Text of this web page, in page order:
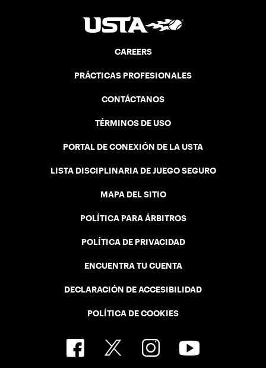
CAREERS
PRÁCTICAS PROFESIONALES
CONTÁCTANOS
TÉRMINOS DE USO
PORTAL DE CONEXIÓN DE LA USTA
LISTA DISCIPLINARIA DE JUEGO SEGURO
MAPA DEL SITIO
POLÍTICA PARA ÁRBITROS
POLÍTICA DE PRIVACIDAD
ENCUENTRA TU CUENTA
DECLARACIÓN DE ACCESIBILIDAD
POLÍTICA DE COOKIES